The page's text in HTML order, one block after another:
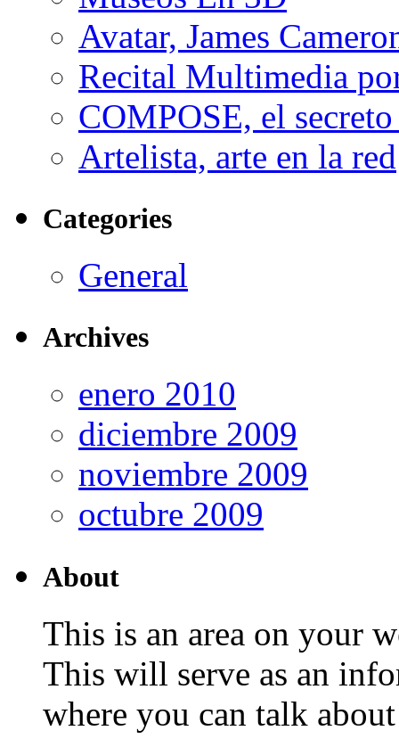
Avatar, James
Recital Multimedia
COMPOSE, el
Artelista, arte en la red
Categories
General
Archives
enero 2010
diciembre 2009
noviembre 2009
octubre 2009
About
This is an area on your
This will serve as an
where you can talk